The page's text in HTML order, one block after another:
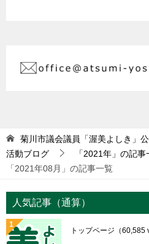
菊川市議会議員「渥美よしき」
活動ブログ
「2021年」の記事
「2021年08月」の記事一覧
人気記事（通算）
トップページ （60,585